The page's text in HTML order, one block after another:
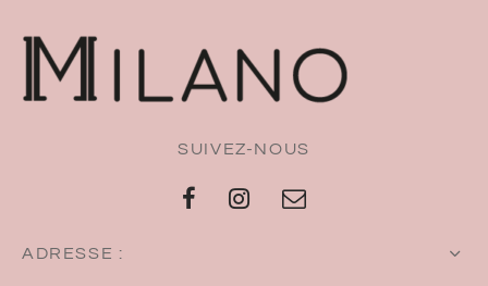
SUIVEZ-NOUS
ADRESSE :